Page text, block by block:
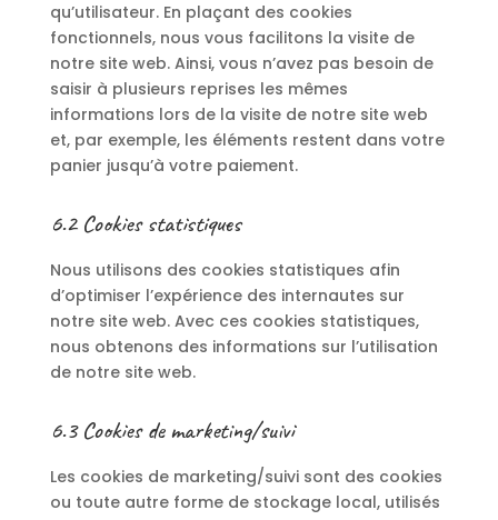
qu’utilisateur. En plaçant des cookies
fonctionnels, nous vous facilitons la visite de
notre site web. Ainsi, vous n’avez pas besoin de
saisir à plusieurs reprises les mêmes
informations lors de la visite de notre site web
et, par exemple, les éléments restent dans votre
panier jusqu’à votre paiement.
6.2 Cookies statistiques
Nous utilisons des cookies statistiques afin
d’optimiser l’expérience des internautes sur
notre site web. Avec ces cookies statistiques,
nous obtenons des informations sur l’utilisation
de notre site web.
6.3 Cookies de marketing/suivi
Les cookies de marketing/suivi sont des cookies
ou toute autre forme de stockage local, utilisés